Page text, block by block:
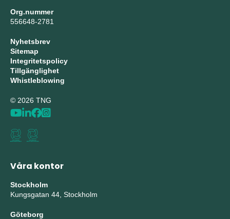
Org.nummer
556648-2781
Nyhetsbrev
Sitemap
Integritetspolicy
Tillgänglighet
Whistleblowing
© 2026 TNG
Våra kontor
Stockholm
Kungsgatan 44, Stockholm
Göteborg